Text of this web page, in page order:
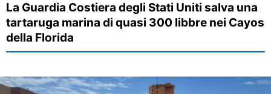
La Guardia Costiera degli Stati Uniti salva una
tartaruga marina di quasi 300 libbre nei Cayos
della Florida